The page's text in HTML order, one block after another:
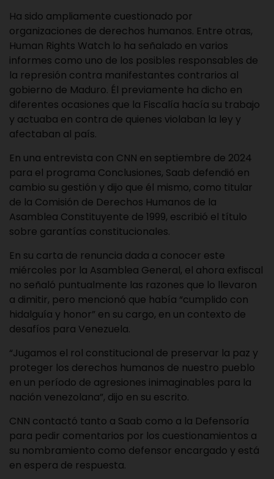
Ha sido ampliamente cuestionado por
organizaciones de derechos humanos. Entre otras,
Human Rights Watch lo ha señalado en varios
informes como uno de los posibles responsables de
la represión contra manifestantes contrarios al
gobierno de Maduro. Él previamente ha dicho en
diferentes ocasiones que la Fiscalía hacía su trabajo
y actuaba en contra de quienes violaban la ley y
afectaban al país.
En una entrevista con CNN en septiembre de 2024
para el programa Conclusiones, Saab defendió en
cambio su gestión y dijo que él mismo, como titular
de la Comisión de Derechos Humanos de la
Asamblea Constituyente de 1999, escribió el título
sobre garantías constitucionales.
En su carta de renuncia dada a conocer este
miércoles por la Asamblea General, el ahora exfiscal
no señaló puntualmente las razones que lo llevaron
a dimitir, pero mencionó que había “cumplido con
hidalguía y honor” en su cargo, en un contexto de
desafíos para Venezuela.
“Jugamos el rol constitucional de preservar la paz y
proteger los derechos humanos de nuestro pueblo
en un período de agresiones inimaginables para la
nación venezolana”, dijo en su escrito.
CNN contactó tanto a Saab como a la Defensoría
para pedir comentarios por los cuestionamientos a
su nombramiento como defensor encargado y está
en espera de respuesta.